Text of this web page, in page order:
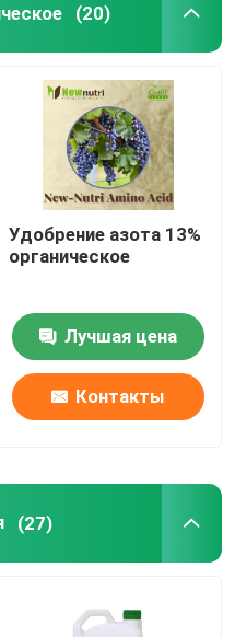
(20)
Удобрение азота 13%
органическое
Лучшая цена
Контакты
(27)